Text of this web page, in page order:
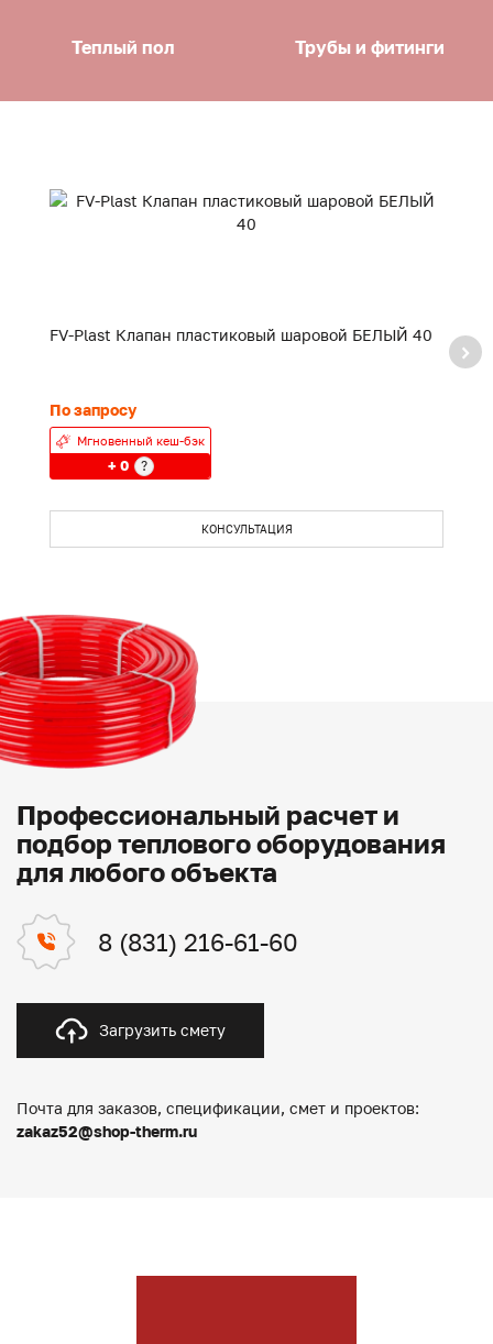
Теплый пол Трубы и фитинги
FV-Plast Клапан пластиковый шаровой БЕЛЫЙ 40
По запросу
Мгновенный кеш-бэк
+ 0 ?
КОНСУЛЬТАЦИЯ
Профессиональный расчет и
подбор теплового оборудования
для любого объекта
8 (831) 216-61-60
Загрузить смету
Почта для заказов, спецификации, смет и проектов:
zakaz52@shop-therm.ru